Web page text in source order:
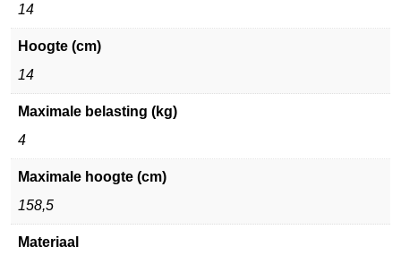
14
Hoogte (cm)
14
Maximale belasting (kg)
4
Maximale hoogte (cm)
158,5
Materiaal